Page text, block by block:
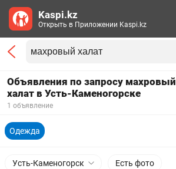
Объявления по запросу махровый
халат в Усть-Каменогорске
1 объявление
Одежда
Усть-Каменогорск Есть фото
Kaspi.kz
Открыть в Приложении Kaspi.kz